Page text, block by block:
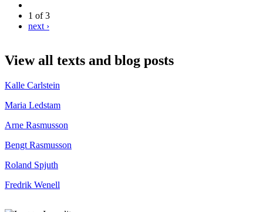
1 of 3
next ›
View all texts and blog posts
Kalle Carlstein
Maria Ledstam
Arne Rasmusson
Bengt Rasmusson
Roland Spjuth
Fredrik Wenell